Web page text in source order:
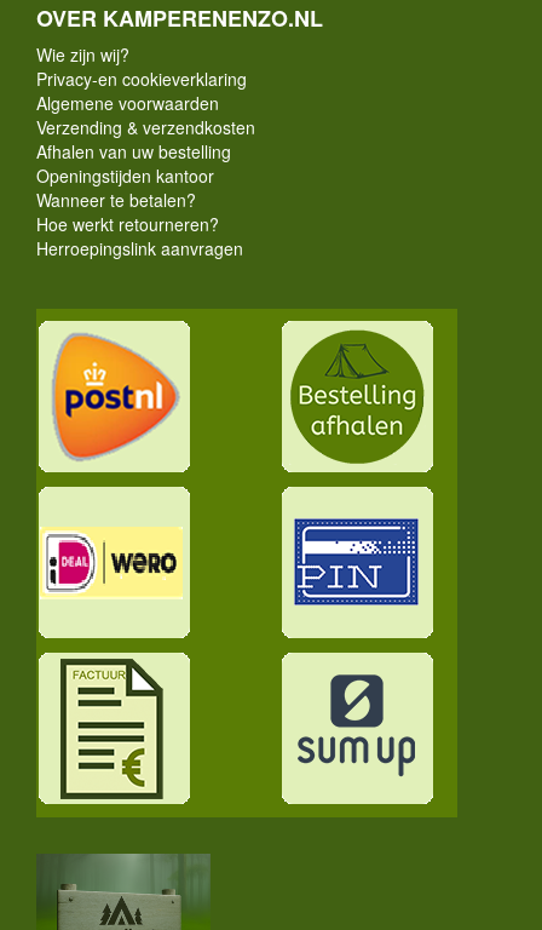
OVER KAMPERENENZO.NL
Wie zijn wij?
Privacy-en cookieverklaring
Algemene voorwaarden
Verzending & verzendkosten
Afhalen van uw bestelling
Openingstijden kantoor
Wanneer te betalen?
Hoe werkt retourneren?
Herroepingslink aanvragen